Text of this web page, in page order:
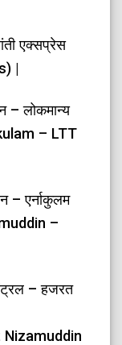
एक्सप्रेस
|
– लोकमान्य
– LTT
– एर्नाकुलम
–
– हजरत